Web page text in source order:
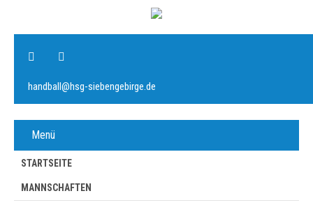
handball@hsg-siebengebirge.de
Menü
STARTSEITE
MANNSCHAFTEN